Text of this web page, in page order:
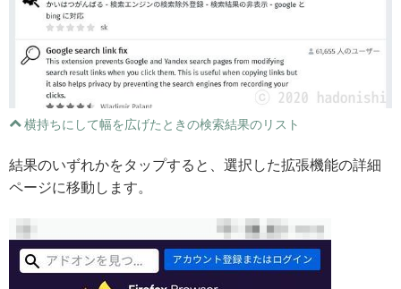
横持ちにして幅を広げたときの検索結果のリスト
結果のいずれかをタップすると、選択した拡張機能の詳細
ページに移動します。